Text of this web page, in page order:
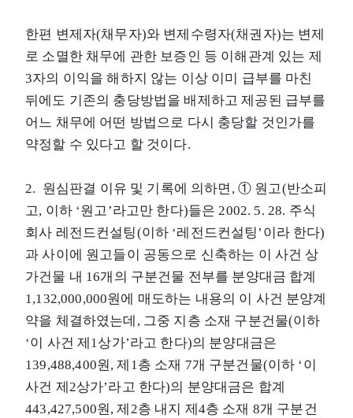
한편 변제자(채무자)와 변제수령자(채권자)는 변제
로 소멸한 채무에 관한 보증인 등 이해관계 있는 제
3자의 이익을 해하지 않는 이상 이미 급부를 마친
뒤에도 기존의 충당방법을 배제하고 제공된 급부를
어느 채무에 어떤 방법으로 다시 충당할 것인가를
약정할 수 있다고 할 것이다.
2. 원심판결 이유 및 기록에 의하면, ① 원고(반소피
고, 이하 ‘원고’라고만 한다)들은 2002. 5. 28. 주식
회사 레전드컨설팅(이하 ‘레전드컨설팅’이라 한다)
과 사이에 원고들이 공동으로 신축하는 이 사건 상
가건물 내 16개의 구분건물 전부를 분양대금 합계
1,132,000,000원에 매도하는 내용의 이 사건 분양계
약을 체결하였는데, 그중 지층 소재 구분건물(이하
‘이 사건 제1상가’라고 한다)의 분양대금은
139,488,400원, 제1층 소재 7개 구분건물(이하 ‘이
사건 제2상가’라고 한다)의 분양대금은 합계
443,427,500원, 제2층 내지 제4층 소재 8개 구분건